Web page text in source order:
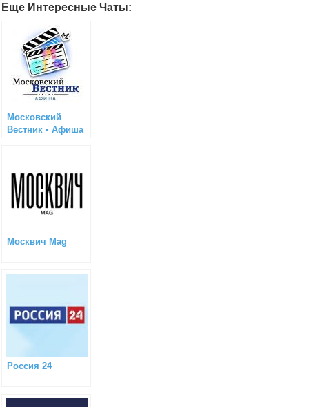
Еще Интересные Чаты:
Московский
Вестник • Афиша
Москвич Mag
Россия 24